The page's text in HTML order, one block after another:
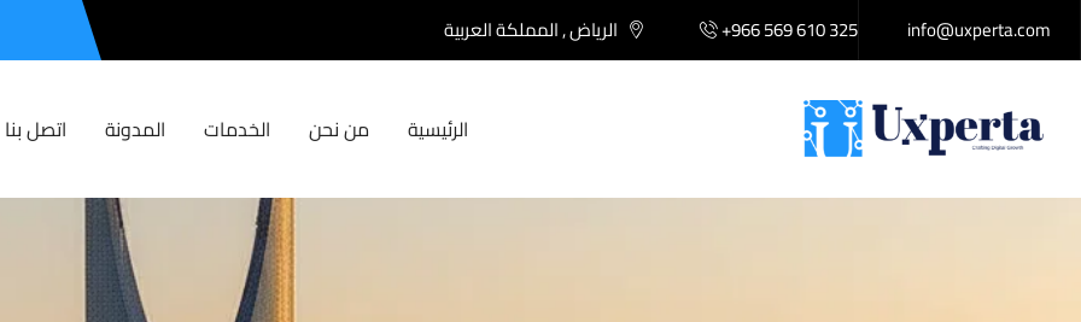
+966 569 610 325 الرياض , المملكة العربية
الرئيسية من نحن الخدمات المدونة اتصل بنا